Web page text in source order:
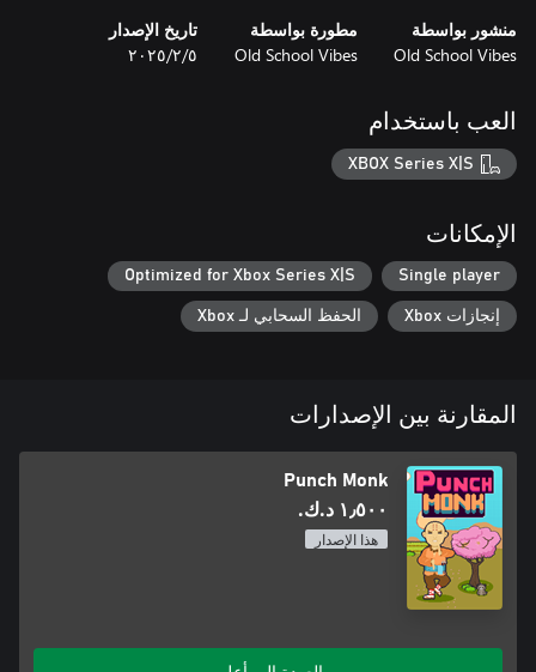
منشور بواسطة
Old School Vibes
مطورة بواسطة
Old School Vibes
تاريخ الإصدار
٥‏/٢‏/٢٠٢٥
العب باستخدام
XBOX Series X|S
الإمكانات
Single player
Optimized for Xbox Series X|S
إنجازات Xbox الحفظ السحابي لـ Xbox
المقارنة بين الإصدارات
Punch Monk
١٫٥٠٠ د.ك.‏
هذا الإصدار